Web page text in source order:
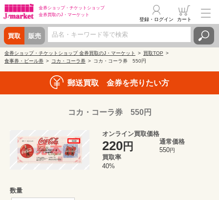
金券ショップ・ チケットショップ
金券買取のJ・マーケット
買取 販売
登録・ログイン カート
金券ショップ・チケットショップ 金券買取のJ・マーケット
買取TOP
食事券・ビール券
コカ・コーラ券 コカ・コーラ券 550円
郵送買取 金券を売りたい方
コカ・コーラ券 550円
オンライン買取価格
220円
通常価格
550円
買取率
40%
数量